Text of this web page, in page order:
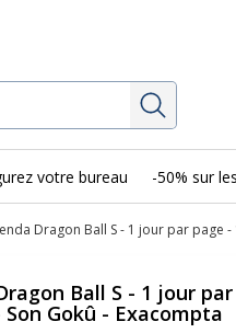
votre bureau -50% sur
Dragon Ball S - 1 jour par page -
Ball S - 1 jour
Son Gokû - Exacompta